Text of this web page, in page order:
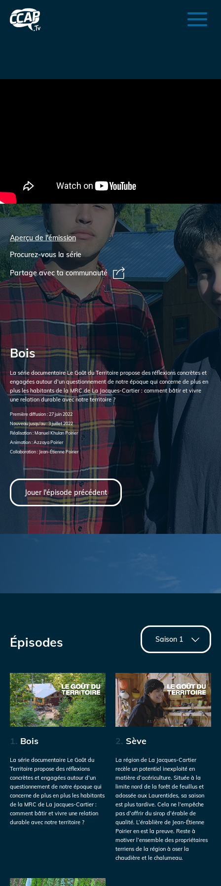
Aperçu de l'émission
Procurez-vous la série
Partage avec ta communauté
Bois
La série documentaire Le Goût du Territoire propose des réflexions concrètes et
engagées autour d’un questionnement de notre époque qui concerne de plus en
plus les habitants de la MRC de La Jacques-Cartier : comment bâtir et vivre
une relation durable avec notre territoire ?
Première diffusion : 27 juin 2022
Nouveau jusqu’au : 3 juillet 2022
Réalisation : Manuel Khulan Poirier
Animation : Azzaya Poirier
Collaboration : Jean-Étienne Poirier
Jouer l'épisode précédent
Épisodes
1. Bois
La série documentaire Le Goût du
Territoire propose des réflexions
concrètes et engagées autour d’un
questionnement de notre époque qui
concerne de plus en plus les habitants
de la MRC de La Jacques-Cartier :
comment bâtir et vivre une relation
durable avec notre territoire ?
2. Sève
La région de La Jacques-Cartier
recèle un potentiel inexploité en
matière d’acériculture. Située à la
limite nord de la forêt de feuillus et
adossée aux Laurentides, sa saison
est plus tardive. Cela ne l’empêche
pas d’offrir du sirop d’érable de
qualité. L’érablière de Jean-Étienne
Poirier en est la preuve. Reste à
motiver l’ensemble des propriétaires
terriens de la région à oser la
chaudière et le chalumeau.